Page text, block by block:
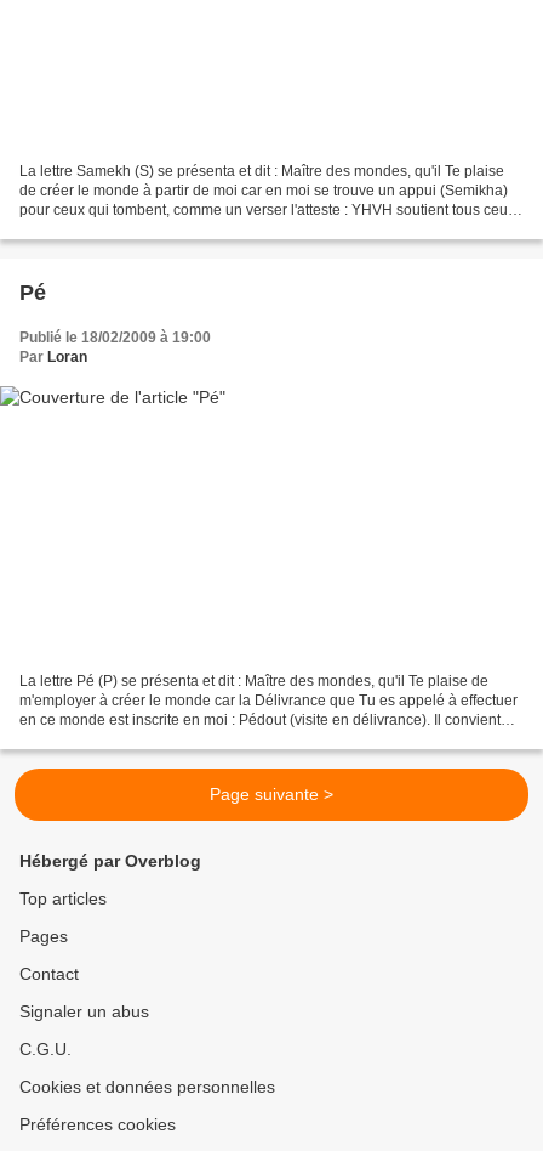
La lettre Samekh (S) se présenta et dit : Maître des mondes, qu'il Te plaise
de créer le monde à partir de moi car en moi se trouve un appui (Semikha)
pour ceux qui tombent, comme un verser l'atteste : YHVH soutient tous ceux
Pé
Publié le 18/02/2009 à 19:00
Par Loran
La lettre Pé (P) se présenta et dit : Maître des mondes, qu'il Te plaise de
m'employer à créer le monde car la Délivrance que Tu es appelé à effectuer
en ce monde est inscrite en moi : Pédout (visite en délivrance). Il convient
Page suivante >
Hébergé par Overblog
Top articles
Pages
Contact
Signaler un abus
C.G.U.
Cookies et données personnelles
Préférences cookies